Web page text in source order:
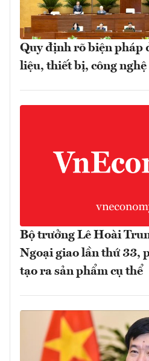
Quy định rõ biện pháp
liệu, thiết bị, công
Bộ trưởng Lê Hoài
Ngoại giao lần thứ 33,
tạo ra sản phẩm cụ thể